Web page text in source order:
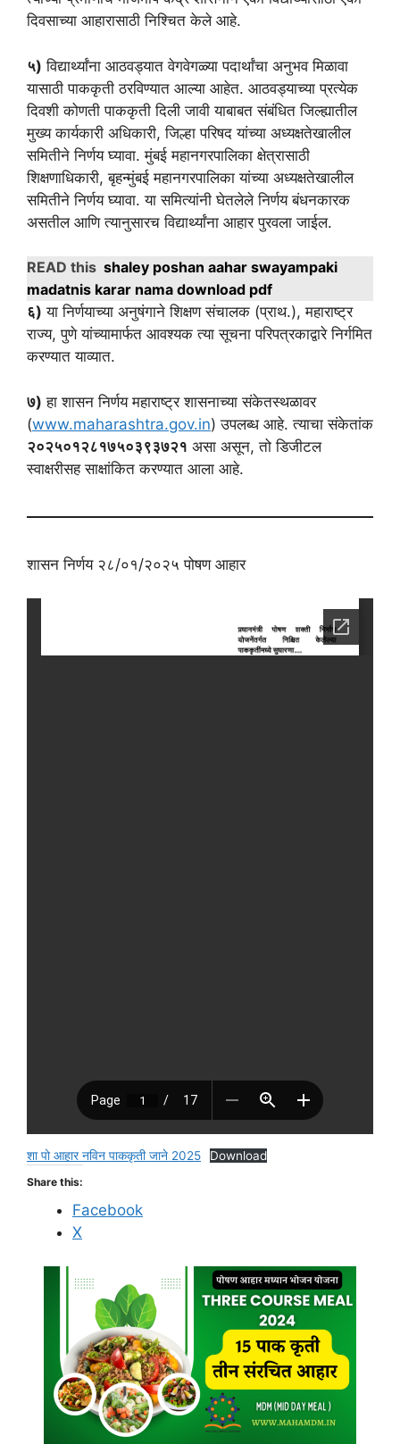
दिवसाच्या आहारासाठी निश्चित केले आहे.
५) विद्यार्थ्यांना आठवड्यात वेगवेगळ्या पदार्थांचा अनुभव मिळावा
यासाठी पाककृती ठरविण्यात आल्या आहेत. आठवड्याच्या प्रत्येक
दिवशी कोणती पाककृती दिली जावी याबाबत संबंधित जिल्ह्यातील
मुख्य कार्यकारी अधिकारी, जिल्हा परिषद यांच्या अध्यक्षतेखालील
समितीने निर्णय घ्यावा. मुंबई महानगरपालिका क्षेत्रासाठी
शिक्षणाधिकारी, बृहन्मुंबई महानगरपालिका यांच्या अध्यक्षतेखालील
समितीने निर्णय घ्यावा. या समित्यांनी घेतलेले निर्णय बंधनकारक
असतील आणि त्यानुसारच विद्यार्थ्यांना आहार पुरवला जाईल.
READ this shaley poshan aahar swayampaki
madatnis karar nama download pdf
६) या निर्णयाच्या अनुषंगाने शिक्षण संचालक (प्राथ.), महाराष्ट्र
राज्य, पुणे यांच्यामार्फत आवश्यक त्या सूचना परिपत्रकाद्वारे निर्गमित
करण्यात याव्यात.
७) हा शासन निर्णय महाराष्ट्र शासनाच्या संकेतस्थळावर
(www.maharashtra.gov.in) उपलब्ध आहे. त्याचा संकेतांक
२०२५०१२८१७५०३९३७२१ असा असून, तो डिजीटल
स्वाक्षरीसह साक्षांकित करण्यात आला आहे.
शासन निर्णय २८/०१/२०२५ पोषण आहार
शा पो आहार नविन पाककृती जाने 2025 Download
Share this:
Facebook
X